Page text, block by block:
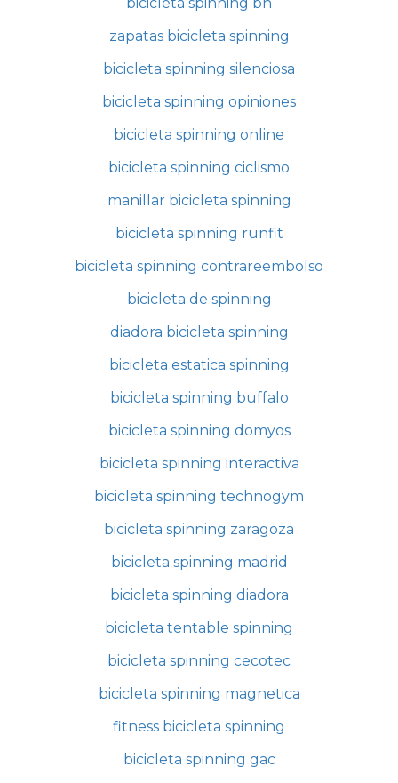
bicicleta spinning bh
zapatas bicicleta spinning
bicicleta spinning silenciosa
bicicleta spinning opiniones
bicicleta spinning online
bicicleta spinning ciclismo
manillar bicicleta spinning
bicicleta spinning runfit
bicicleta spinning contrareembolso
bicicleta de spinning
diadora bicicleta spinning
bicicleta estatica spinning
bicicleta spinning buffalo
bicicleta spinning domyos
bicicleta spinning interactiva
bicicleta spinning technogym
bicicleta spinning zaragoza
bicicleta spinning madrid
bicicleta spinning diadora
bicicleta tentable spinning
bicicleta spinning cecotec
bicicleta spinning magnetica
fitness bicicleta spinning
bicicleta spinning gac